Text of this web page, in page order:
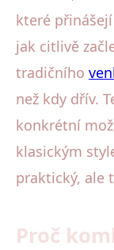
které přinášejí
jak citlivě
tradičního
než kdy dřív.
konkrétní
klasickým
praktický, ale
Proč